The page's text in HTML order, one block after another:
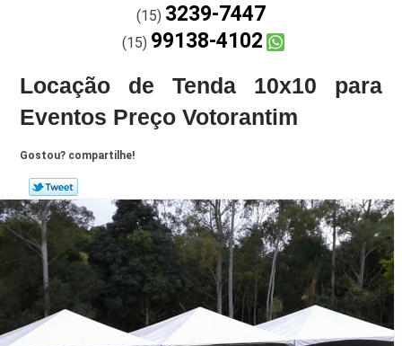
(15) 3239-7447
(15) 99138-4102
Locação de Tenda 10x10 para
Eventos Preço Votorantim
Gostou? compartilhe!